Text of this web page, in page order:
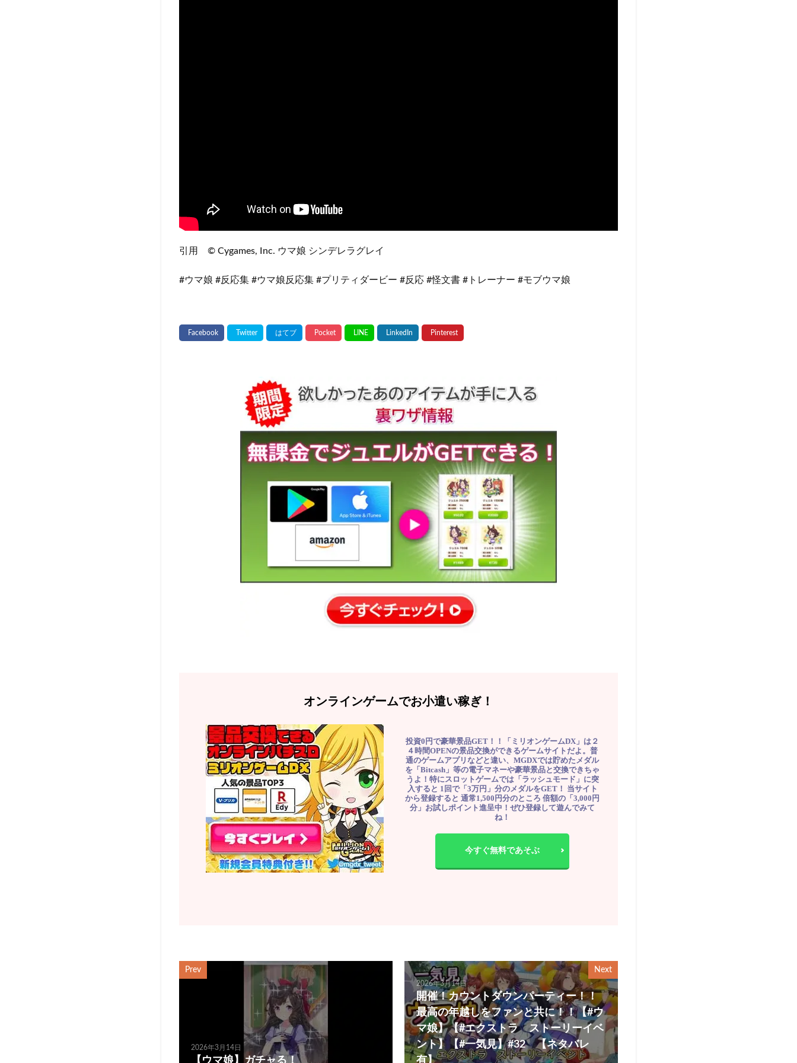
引用 © Cygames, Inc. ウマ娘 シンデレラグレイ
#ウマ娘 #反応集 #ウマ娘反応集 #プリティダービー #反応 #怪文書 #トレーナー #モブウマ娘
オンラインゲームでお小遣い稼ぎ！
投資0円で豪華景品GET！！「ミリオンゲームDX」は２
４時間OPENの景品交換ができるゲームサイトだよ。普
通のゲームアプリなどと違い、MGDXでは貯めたメダル
を「Bitcash」等の電子マネーや豪華景品と交換できちゃ
うよ！特にスロットゲームでは「ラッシュモード」に突
入すると 1回で「3万円」分のメダルをGET！ 当サイト
から登録すると 通常1,500円分のところ 倍額の「3,000円
分」お試しポイント進呈中！ぜひ登録して遊んでみて
ね！
今すぐ無料であそぶ
Prev
2026年3月14日
【ウマ娘】ガチャる！
Next
2026年3月14日
開催！カウントダウンパーティー！！
最高の年越しをファンと共に！！【#ウ
マ娘】【#エクストラ ストーリーイベ
ント】【#一気見】#32 【ネタバレ
有】